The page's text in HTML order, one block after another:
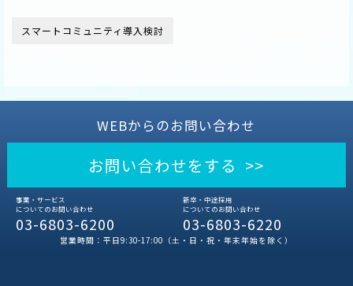
スマートコミュニティ導入検討
WEBからのお問い合わせ
お問い合わせをする >>
事業・サービス
についてのお問い合わせ
03-6803-6200
新卒・中途採用
についてのお問い合わせ
03-6803-6220
営業時間：平日9:30-17:00（土・日・祝・年末年始を除く）